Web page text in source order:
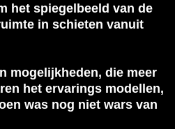
het spiegelbeeld van de
in schieten vanuit
mogelijkheden, die meer
het ervarings modellen,
was nog niet wars van